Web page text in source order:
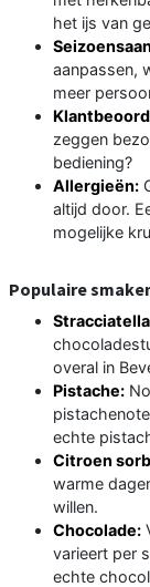
het ijs van
aanpassen,
meer
zeggen
bediening?
Allergieën:
altijd door.
mogelijke
Populaire
overal in
Pistache:
echte
Citroen
warme
willen.
Chocolade:
varieert per
echte